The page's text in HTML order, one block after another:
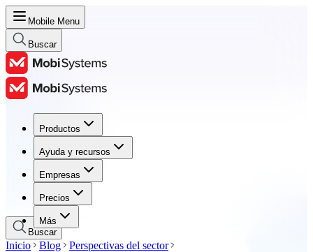
Mobile Menu
Buscar
Productos
Ayuda y recursos
Empresas
Precios
Más
Productos
Ayuda y recursos
Empresas
Precios
Buscar
Inicio Blog
Perspectivas del sector